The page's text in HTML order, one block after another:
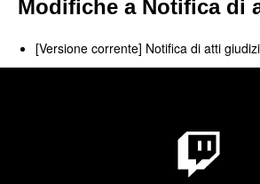
Modifiche a Notifica di
[Versione corrente] Notifica di atti